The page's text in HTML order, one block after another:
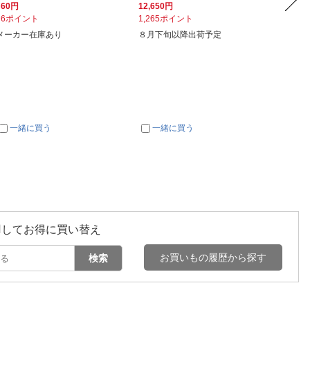
円
ポイント
ーカー在庫あり
一緒に買う
12,650円
1,265ポイント
８月下旬以降出荷予定
一緒に買う
642円
てお得に買い替え
検索 お買いもの履歴から探す